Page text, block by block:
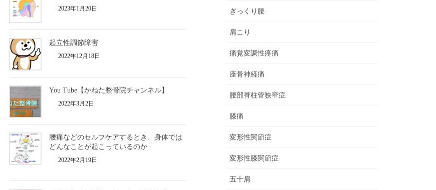
2023年1月20日
起立性調節障害
2022年12月18日
You Tube【かねた整骨院チャンネル】
2022年3月2日
腰痛などのセルフケアするとき、身体では
どんなことが起こっているのか
2022年2月19日
ぎっくり腰
肩こり
痛覚変調性疼痛
座骨神経痛
腰部脊柱管狭窄症
膝痛
変形性関節症
変形性膝関節症
五十肩